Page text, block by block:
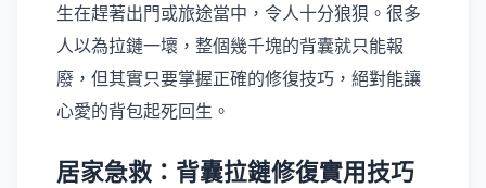
生在趕著出門或旅途當中，令人十分狼狽。很多
人以為拉鏈一壞，整個幾千塊的背囊就只能報
廢，但其實只要掌握正確的修復技巧，絕對能讓
心愛的背包起死回生。
居家急救：背囊拉鏈修復實用技巧